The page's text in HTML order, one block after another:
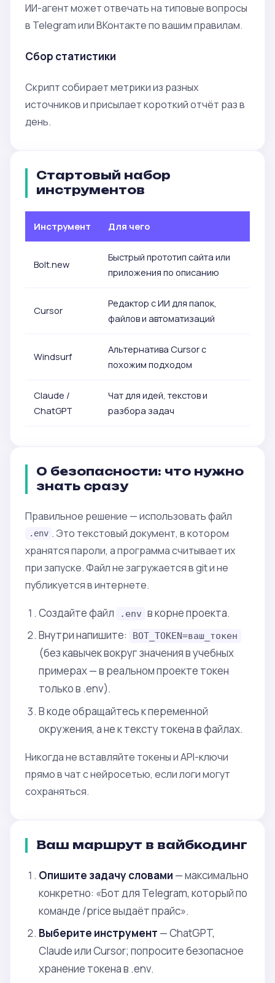
ИИ-агент может отвечать на типовые вопросы
в Telegram или ВКонтакте по вашим правилам.
Сбор статистики
Скрипт собирает метрики из разных
источников и присылает короткий отчёт раз в
день.
Стартовый набор
инструментов
Инструмент Для чего
Bolt.new
Быстрый прототип сайта или
приложения по описанию
Cursor
Редактор с ИИ для папок,
файлов и автоматизаций
Windsurf
Альтернатива Cursor с
похожим подходом
Claude /
ChatGPT
Чат для идей, текстов и
разбора задач
О безопасности: что нужно
знать сразу
Правильное решение — использовать файл
.env . Это текстовый документ, в котором
хранятся пароли, а программа считывает их
при запуске. Файл не загружается в git и не
публикуется в интернете.
Создайте файл .env в корне проекта.
Внутри напишите:
BOT_TOKEN=ваш_токен
(без кавычек вокруг значения в учебных
примерах — в реальном проекте токен
только в .env).
В коде обращайтесь к переменной
окружения, а не к тексту токена в файлах.
Никогда не вставляйте токены и API-ключи
прямо в чат с нейросетью, если логи могут
сохраняться.
Ваш маршрут в вайбкодинг
Опишите задачу словами — максимально
конкретно: «Бот для Telegram, который по
команде /price выдаёт прайс».
Выберите инструмент — ChatGPT,
Claude или Cursor; попросите безопасное
хранение токена в .env.